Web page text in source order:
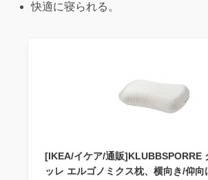
快適に寝られる。
[IKEA/イケア/通販]KLUBBSPORRE
ッレ エルゴノミクス枕、横向き/仰